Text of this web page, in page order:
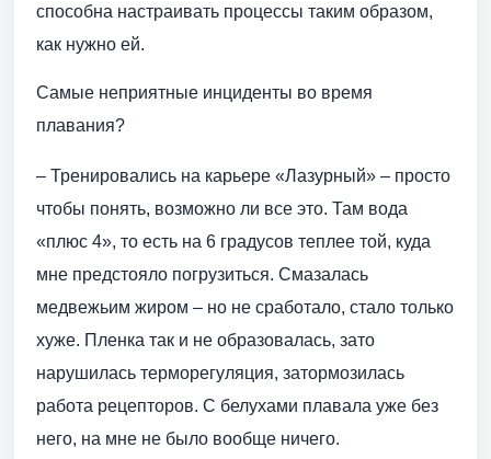
способна настраивать процессы таким образом,
как нужно ей.
Самые неприятные инциденты во время
плавания?
– Тренировались на карьере «Лазурный» – просто
чтобы понять, возможно ли все это. Там вода
«плюс 4», то есть на 6 градусов теплее той, куда
мне предстояло погрузиться. Смазалась
медвежьим жиром – но не сработало, стало только
хуже. Пленка так и не образовалась, зато
нарушилась терморегуляция, затормозилась
работа рецепторов. С белухами плавала уже без
него, на мне не было вообще ничего.